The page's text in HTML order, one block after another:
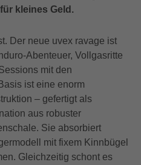
kleines Geld.
Der neue uvex ravage ist
Abenteuer, Vollgasritte
mit den
ist eine enorm
– gefertigt als
aus robuster
Sie absorbiert
mit fixem Kinnbügel
Gleichzeitig schont es